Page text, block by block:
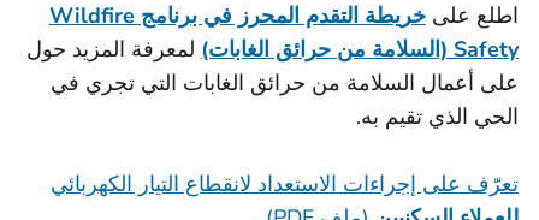
اطلع على
خريطة التقدم المحرز في برنامج Wildfire
Safety (السلامة من حرائق الغابات)
لمعرفة المزيد حول
على أعمال السلامة من حرائق الغابات التي تجري في
الحي الذي تقيم به.
تعرّف على إجراءات الاستعداد لانقطاع التيار الكهربائي